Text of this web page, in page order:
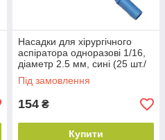
Насадки для хірургічного
аспіратора одноразові 1/16,
діаметр 2.5 мм, сині (25 шт./
пач.)
Під замовлення
154 ₴
Купити